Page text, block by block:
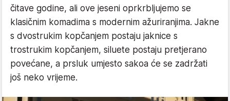
čitave godine, ali ove jeseni oprkrbljujemo se
klasičnim komadima s modernim ažuriranjima. Jakne
s dvostrukim kopčanjem postaju jaknice s
trostrukim kopčanjem, siluete postaju pretjerano
povećane, a prsluk umjesto sakoa će se zadržati
još neko vrijeme.